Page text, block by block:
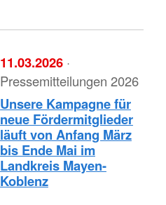
11.03.2026 ·
Pressemitteilungen 2026
Unsere Kampagne für
neue Fördermitglieder
läuft von Anfang März
bis Ende Mai im
Landkreis Mayen-
Koblenz